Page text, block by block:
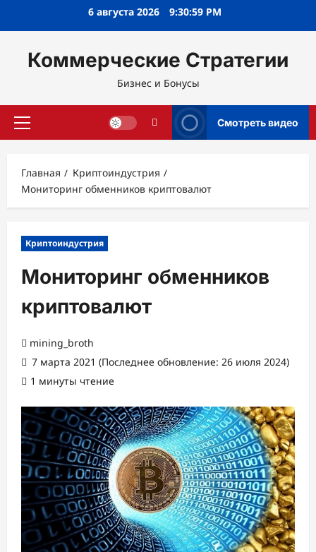
6 августа 2026 9:31:00 PM
Коммерческие Стратегии
Бизнес и Бонусы
Основное
Смотреть видео
Главная
Криптоиндустрия
Мониторинг обменников криптовалют
Криптоиндустрия
Мониторинг обменников
криптовалют
mining_broth
7 марта 2021 (Последнее обновление: 26 июля 2024)
1 минуты чтение